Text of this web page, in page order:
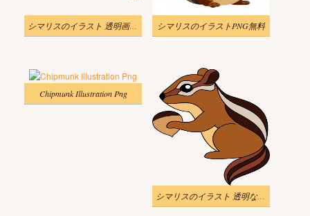
シマリスのイラスト 透明画像 4 シマリスのイラストPNG無料
Chipmunk Illustration Png
シマリスのイラスト 透明な背景